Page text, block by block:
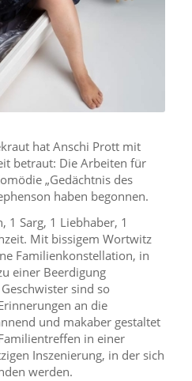
hat Anschi Prott mit
betraut: Die Arbeiten für
„Gedächtnis des
haben begonnen.
1 Sarg, 1 Liebhaber, 1
Mit bissigem Wortwitz
Familienkonstellation, in
einer Beerdigung
sind so
an die
und makaber gestaltet
in einer
Inszenierung, in der sich
werden.